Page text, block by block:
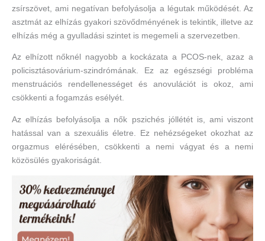
zsírszövet, ami negatívan befolyásolja a légutak működését. Az
asztmát az elhízás gyakori szövődményének is tekintik, illetve az
elhízás még a gyulladási szintet is megemeli a szervezetben.
Az elhízott nőknél nagyobb a kockázata a PCOS-nek, azaz a
policisztásovárium-szindrómának. Ez az egészségi probléma
menstruációs rendellenességet és anovulációt is okoz, ami
csökkenti a fogamzás esélyét.
Az elhízás befolyásolja a nők pszichés jóllétét is, ami viszont
hatással van a szexuális életre. Ez nehézségeket okozhat az
orgazmus elérésében, csökkenti a nemi vágyat és a nemi
közösülés gyakoriságát.